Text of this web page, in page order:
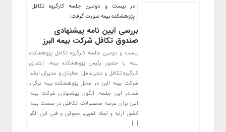
در بیست و دومین جلسه کارگروه تکافل
پژوهشکده بیمه صورت گرفت:
بررسی آیین نامه پیشنهادی
صندوق تکافل شرکت بیمه البرز
بیست و دومین جلسه کارگروه تکافل پژوهشکده
بیمه با حضور رئیس پژوهشکده بیمه، اعضای
کارگروه تکافل و مدیرعامل، معاونان و مدیران ارشد
شرکت بیمه البرز در محل پژوهشکده بیمه برگزار
شد.در این جلسه، الگوی پیشنهادی شرکت بیمه
البرز برای عرضه محصولات تکافلی در صنعت بیمه
کشور ارایه و ابعاد فقهی، حقوقی و فنی این الگو
[…]